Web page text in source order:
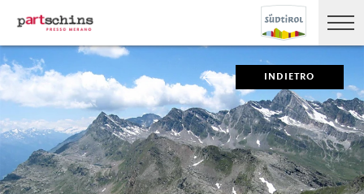
INDIETRO